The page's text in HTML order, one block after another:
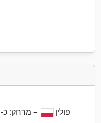
Województwo wielkopolskie, פולין
– מרחק: כ-